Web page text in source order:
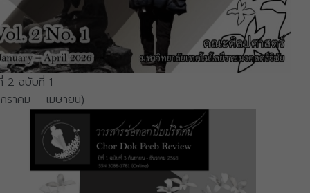
2 ฉบับที่ 1
ราคม – เมษายน)